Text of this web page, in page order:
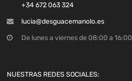
+34 672 063 324
lucia@desguacemanolo.es
De lunes a viernes de 08:00 a 16:00
NUESTRAS REDES SOCIALES: